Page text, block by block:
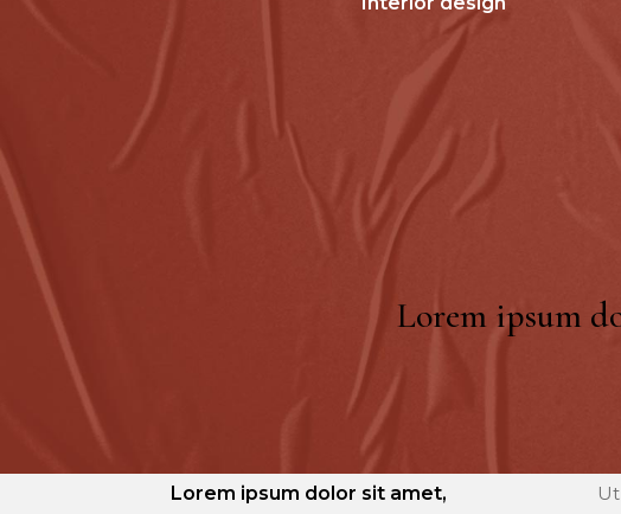
Lorem ipsum
Lorem ipsum dolor sit amet,